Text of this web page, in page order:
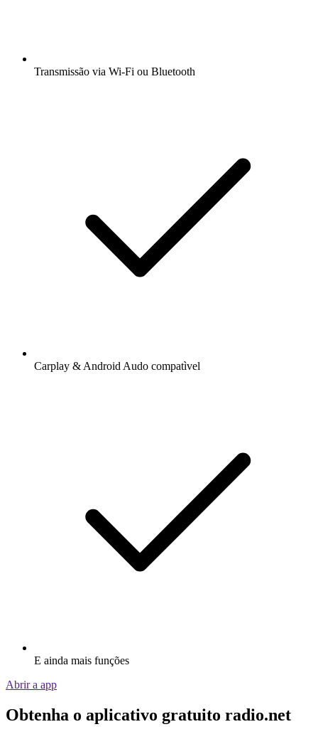
Transmissão via Wi-Fi ou Bluetooth
Carplay & Android Audo compatìvel
E ainda mais funções
Abrir a app
Obtenha o aplicativo gratuito radio.net